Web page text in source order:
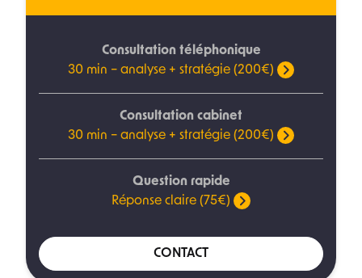
Consultation téléphonique
30 min – analyse + stratégie (200€)
Consultation cabinet
30 min – analyse + stratégie (200€)
Question rapide
Réponse claire (75€)
CONTACT